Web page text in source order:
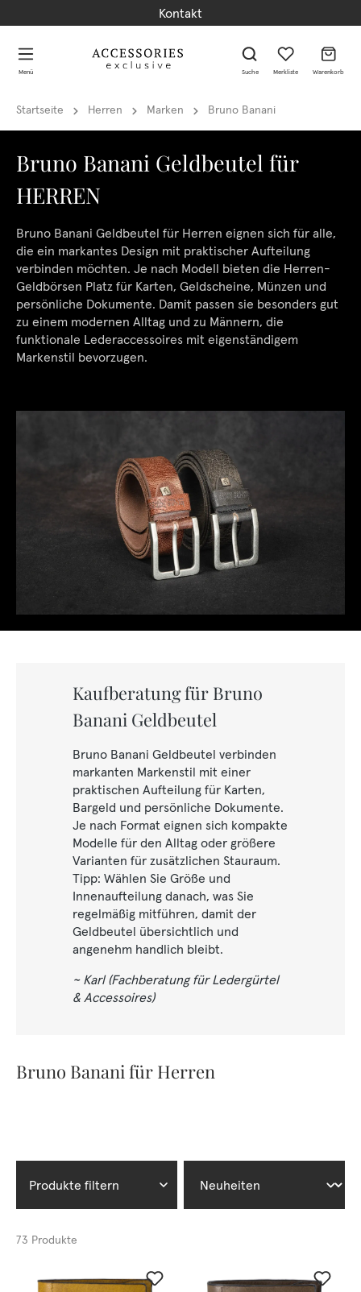
Kontakt
Menü Suche Merkliste Warenkorb
Startseite Herren Marken Bruno Banani
Bruno Banani Geldbeutel für
HERREN
Bruno Banani Geldbeutel für Herren eignen sich für alle,
die ein markantes Design mit praktischer Aufteilung
verbinden möchten. Je nach Modell bieten die Herren-
Geldbörsen Platz für Karten, Geldscheine, Münzen und
persönliche Dokumente. Damit passen sie besonders gut
zu einem modernen Alltag und zu Männern, die
funktionale Lederaccessoires mit eigenständigem
Markenstil bevorzugen.
Kaufberatung für Bruno
Banani Geldbeutel
Bruno Banani Geldbeutel verbinden
markanten Markenstil mit einer
praktischen Aufteilung für Karten,
Bargeld und persönliche Dokumente.
Je nach Format eignen sich kompakte
Modelle für den Alltag oder größere
Varianten für zusätzlichen Stauraum.
Tipp: Wählen Sie Größe und
Innenaufteilung danach, was Sie
regelmäßig mitführen, damit der
Geldbeutel übersichtlich und
angenehm handlich bleibt.
~ Karl (Fachberatung für Ledergürtel
& Accessoires)
Bruno Banani für Herren
Produkte filtern
73 Produkte